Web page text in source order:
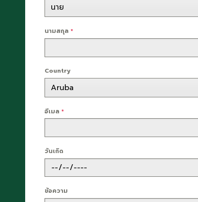
นามสกุล *
Country
อีเมล *
วันเกิด
ข้อความ